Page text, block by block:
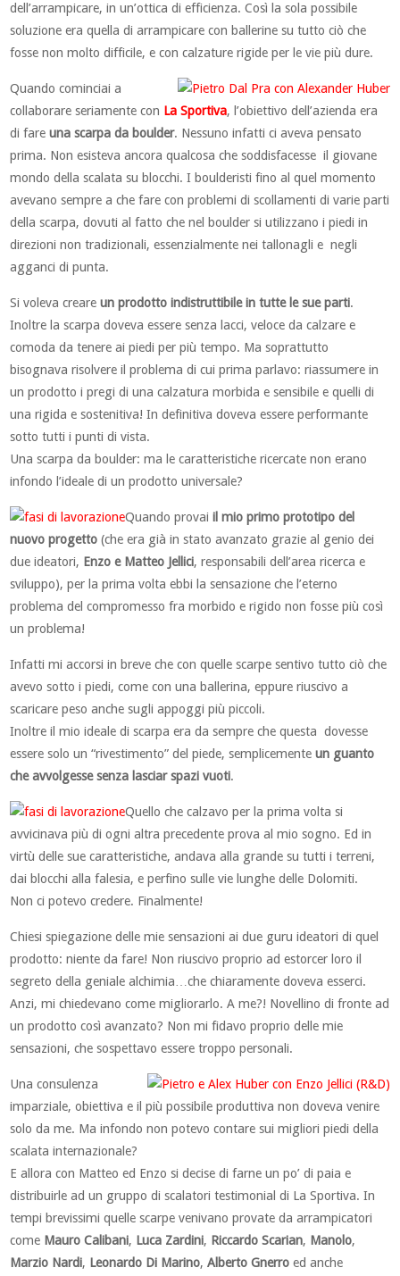
dell’arrampicare, in un’ottica di efficienza. Così la sola possibile
soluzione era quella di arrampicare con ballerine su tutto ciò che
fosse non molto difficile, e con calzature rigide per le vie più dure.
Quando cominciai a
collaborare seriamente con La Sportiva, l’obiettivo dell’azienda era
di fareuna scarpa da boulder. Nessuno infatti ci aveva pensato
prima. Non esisteva ancora qualcosa che soddisfacesse il giovane
mondo della scalata su blocchi. I boulderisti fino al quel momento
avevano sempre a che fare con problemi di scollamenti di varie parti
della scarpa, dovuti al fatto che nel boulder si utilizzano i piedi in
direzioni non tradizionali, essenzialmente nei tallonagli e negli
agganci di punta.
Si voleva creareun prodotto indistruttibile in tutte le sue parti.
Inoltre la scarpa doveva essere senza lacci, veloce da calzare e
comoda da tenere ai piedi per più tempo. Ma soprattutto
bisognava risolvere il problema di cui prima parlavo: riassumere in
un prodotto i pregi di una calzatura morbida e sensibile e quelli di
una rigida e sostenitiva! In definitiva doveva essere performante
sotto tutti i punti di vista.
Una scarpa da boulder: ma le caratteristiche ricercate non erano
infondo l’ideale di un prodotto universale?
Quando provaiil mio primo prototipo del
nuovo progetto (che era già in stato avanzato grazie al genio dei
due ideatori, Enzo e Matteo Jellici, responsabili dell’area ricerca e
sviluppo), per la prima volta ebbi la sensazione che l’eterno
problema del compromesso fra morbido e rigido non fosse più così
un problema!
Infatti mi accorsi in breve che con quelle scarpe sentivo tutto ciò che
avevo sotto i piedi, come con una ballerina, eppure riuscivo a
scaricare peso anche sugli appoggi più piccoli.
Inoltre il mio ideale di scarpa era da sempre che questa dovesse
essere solo un “rivestimento” del piede, semplicementeun guanto
che avvolgesse senza lasciar spazi vuoti.
Quello che calzavo per la prima volta si
avvicinava più di ogni altra precedente prova al mio sogno. Ed in
virtù delle sue caratteristiche, andava alla grande su tutti i terreni,
dai blocchi alla falesia, e perfino sulle vie lunghe delle Dolomiti.
Non ci potevo credere. Finalmente!
Chiesi spiegazione delle mie sensazioni ai due guru ideatori di quel
prodotto: niente da fare! Non riuscivo proprio ad estorcer loro il
segreto della geniale alchimia…che chiaramente doveva esserci.
Anzi, mi chiedevano come migliorarlo. A me?! Novellino di fronte ad
un prodotto così avanzato? Non mi fidavo proprio delle mie
sensazioni, che sospettavo essere troppo personali.
Una consulenza
imparziale, obiettiva e il più possibile produttiva non doveva venire
solo da me. Ma infondo non potevo contare sui migliori piedi della
scalata internazionale?
E allora con Matteo ed Enzo si decise di farne un po’ di paia e
distribuirle ad un gruppo di scalatori testimonial di La Sportiva. In
tempi brevissimi quelle scarpe venivano provate da arrampicatori
come Mauro Calibani, Luca Zardini, Riccardo Scarian, Manolo,
Marzio Nardi, Leonardo Di Marino,Alberto Gnerro ed anche